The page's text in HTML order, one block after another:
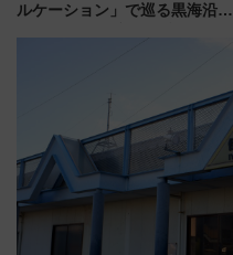
ルケーション」で巡る黒海沿岸
れるべき世界の旅先』